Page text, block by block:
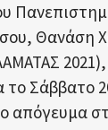
Θανάση
2021),
το Σάββατο
απόγευμα